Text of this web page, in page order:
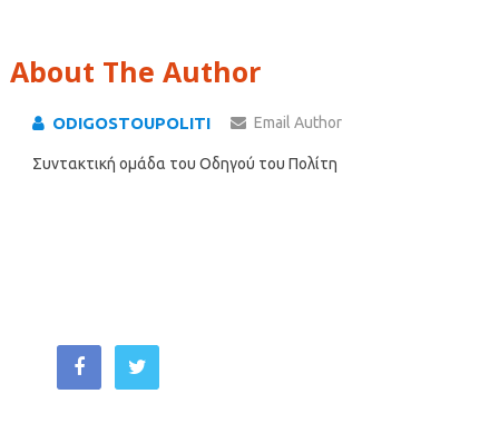
About The Author
ODIGOSTOUPOLITI Email Author
Συντακτική ομάδα του Οδηγού του Πολίτη